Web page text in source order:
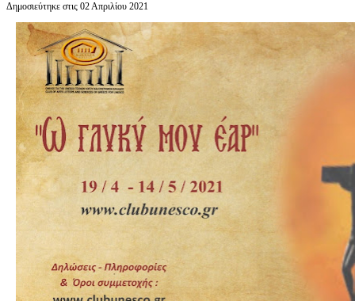
Δημοσιεύτηκε στις 02 Απριλίου 2021